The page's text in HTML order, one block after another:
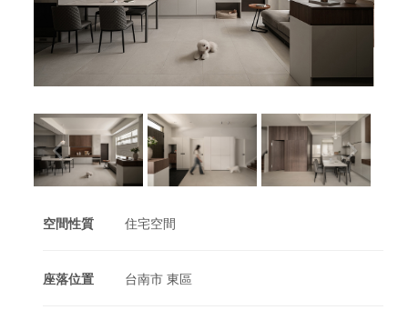
空間性質 住宅空間
座落位置 台南市 東區